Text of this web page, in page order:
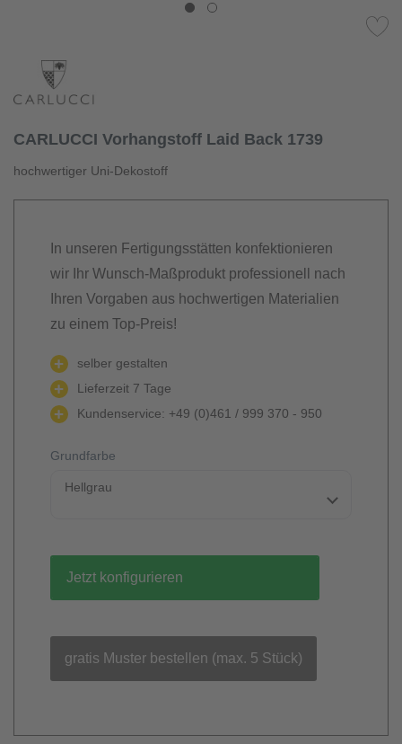
CARLUCCI Vorhangstoff Laid Back 1739
hochwertiger Uni-Dekostoff
In unseren Fertigungsstätten konfektionieren
wir Ihr Wunsch-Maßprodukt professionell nach
Ihren Vorgaben aus hochwertigen Materialien
zu einem Top-Preis!
selber gestalten
Lieferzeit 7 Tage
Kundenservice: +49 (0)461 / 999 370 - 950
Grundfarbe
Hellgrau
Jetzt konfigurieren
gratis Muster bestellen (max. 5 Stück)